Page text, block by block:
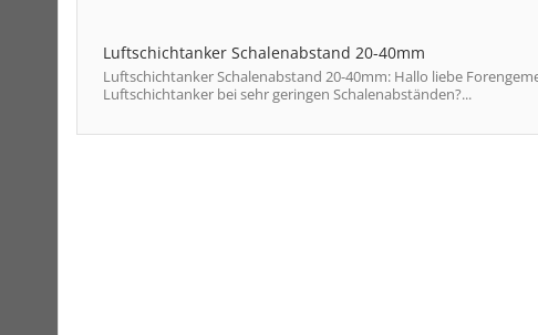
Luftschichtanker Schalenabstand 20-40mm
Luftschichtanker Schalenabstand 20-40mm: Hallo liebe
Luftschichtanker bei sehr geringen Schalenabständen?...